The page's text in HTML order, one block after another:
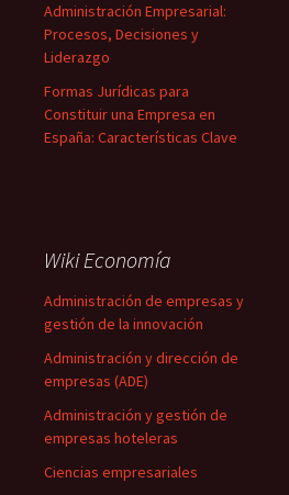
Administración Empresarial:
Procesos, Decisiones y
Liderazgo
Formas Jurídicas para
Constituir una Empresa en
España: Características Clave
Wiki Economía
Administración de empresas y
gestión de la innovación
Administración y dirección de
empresas (ADE)
Administración y gestión de
empresas hoteleras
Ciencias empresariales